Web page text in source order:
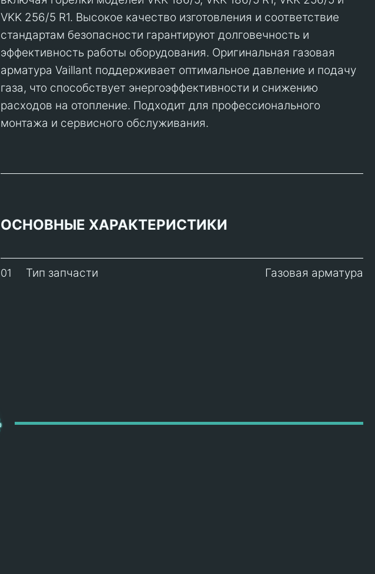
VKK 256/5 R1. Высокое качество изготовления и соответствие
стандартам безопасности гарантируют долговечность и
эффективность работы оборудования. Оригинальная газовая
арматура Vaillant поддерживает оптимальное давление и подачу
газа, что способствует энергоэффективности и снижению
расходов на отопление. Подходит для профессионального
монтажа и сервисного обслуживания.
ОСНОВНЫЕ ХАРАКТЕРИСТИКИ
01 Тип запчасти Газовая арматура